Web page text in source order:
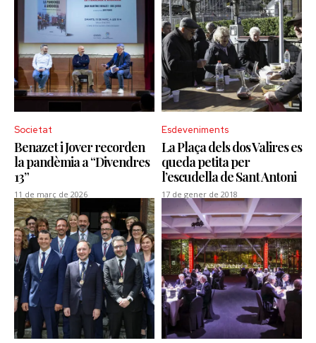
Societat
Benazet i Jover recorden
la pandèmia a “Divendres
13”
11 de març de 2026
Esdeveniments
La Plaça dels dos Valires es
queda petita per
l’escudella de Sant Antoni
17 de gener de 2018